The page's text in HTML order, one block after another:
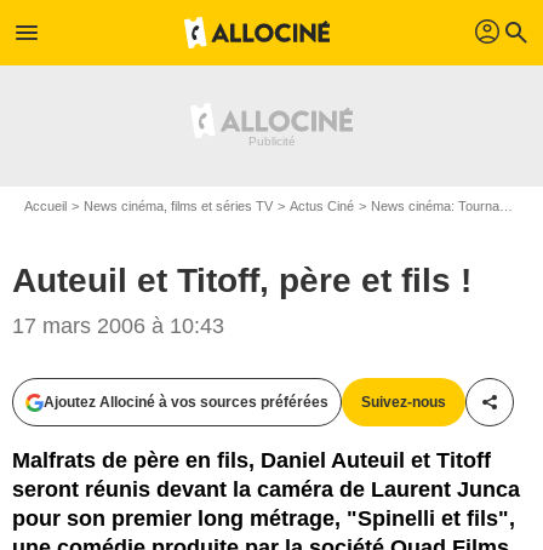
menu profil search
Accueil News cinéma, films et séries TV Actus Ciné News cinéma: Tournages
Auteuil et Titoff, père et fils !
17 mars 2006 à 10:43
Ajoutez Allociné à vos sources préférées Suivez-nous
Malfrats de père en fils, Daniel Auteuil et Titoff
seront réunis devant la caméra de Laurent Junca
pour son premier long métrage, "Spinelli et fils",